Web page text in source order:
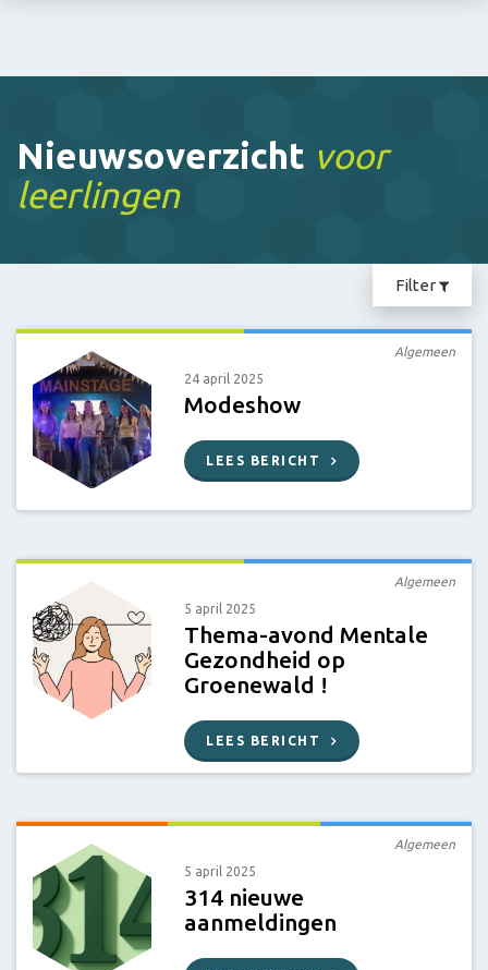
Nieuwsoverzicht voor
leerlingen
Filter
Algemeen
24 april 2025
Modeshow
LEES BERICHT
Algemeen
5 april 2025
Thema-avond Mentale
Gezondheid op
Groenewald !
LEES BERICHT
Algemeen
5 april 2025
314 nieuwe
aanmeldingen